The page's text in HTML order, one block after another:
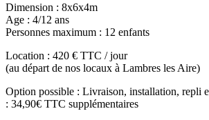
Dimension : 8x6x4m
Age : 4/12 ans
Personnes maximum : 12 enfants
Location : 420 € TTC / jour
(au départ de nos locaux à Lambres les Aire)
Option possible : Livraison, installation, repli
: 34,90€ TTC supplémentaires